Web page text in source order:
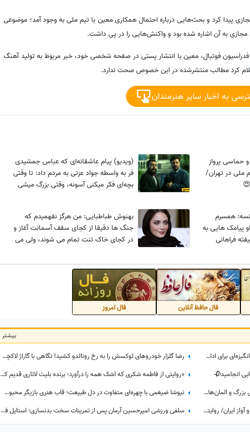
پیدا کرد و بحث‌هایی درباره احتمال همکاری معین با تیم ملی به وجود آمد؛ موضوعی
به آن اشاره شده بود و واکنش‌هایی را در پی داشت.
فوتبال، معین با انتشار پستی در صفحه شخصی خود، خبر مربوط به تولید آهنگ
به اخبار سایر هنرمندان
حماسی پرواز
ملی در تهران/
(ویدیو) پیام عاشقانه‌ای که عباس جمشیدی
فر به واسطه جواد عزتی به مردم داد: تا وقتی
بچه‌ای فکر میکنی آسونه، وقتی بزرگ میشی
همسرم
پیامک هایی به
فراهانی
بهنوش طباطبایی: من هرگز نفهمیدم که
جنگ ها دقیقا از کجای سقف آسمانت آغاز و
در کجای خاک تنت تمام می شوند، ولی می
فال حافظ آنلاین فال امروز
بیشتر
5 جذابیت واقعی در زندگی که اگر نبودند، هیچ رقابت و انگیزه‌ای برای ادامه زندگی وجود نداشت! آخریش از همه مهم‌تره!
رضا گلزار خودروهای لوکسش را به رخ رونالدو کشید! نگاهی با گاراژ لاکچری سوپراستار سینمای ایران+عکس
انجامید🥀
«روایتی از فاطمه شکری که اشک همه را درآورد؛ برنده بلیت لاتاری قدیم که همه برده‌اش را خرج دیگران کرد، اکنون بی‌مهری می‌بیند!»
نگاهی به دکوراسیون خانه امیرحسین فتحی؛ کتابخانه‌ای بزرگ و المان‌های هنری که همه را غافلگیر کرد/ بیخود نیست بهش میگن آقازاده سینمای ایران
نیوشا ضیغمی با چهره‌ای متفاوت در دل طبیعت؛ قاب هنری بازیگر محبوب کنار کلبه چوبی
از عشق پنهان همایون شجریان تا مخالفت قاطعانه خسرو آواز ایران/ روایتی ناگفته از رویایی که در سایه موسیقی ماند!
سلفی ورزشی امیرحسین آرمان پس از تمرینات سخت بدنسازی؛ استایل فیت بازیگر محبوب در باشگاه